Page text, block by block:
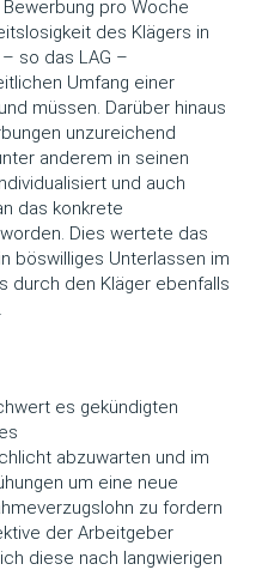
pro Woche
des Klägers in
so das LAG –
Umfang einer
müssen. Darüber hinaus
unzureichend
anderem in seinen
und auch
das konkrete
Dies wertete das
böswilliges Unterlassen im
durch den Kläger ebenfalls
es gekündigten
abzuwarten und im
um eine neue
zu fordern
der Arbeitgeber
diese nach langwierigen